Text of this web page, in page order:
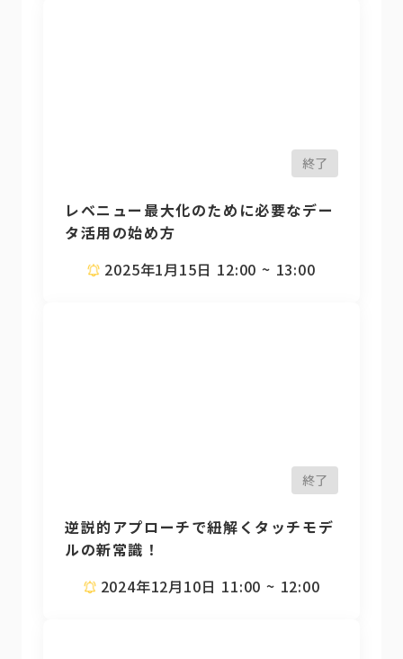
終了
レベニュー最大化のために必要なデー
タ活用の始め方
2025年1月15日 12:00 ~ 13:00
終了
逆説的アプローチで紐解くタッチモデ
ルの新常識！
2024年12月10日 11:00 ~ 12:00